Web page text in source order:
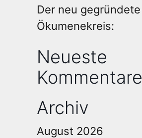
Der neu gegründete
Ökumenekreis:
Neueste
Kommentare
Archiv
August 2026